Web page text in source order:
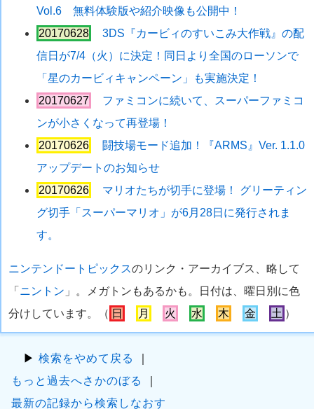
Vol.6 無料体験版や紹介映像も公開中！
20170628
3DS『カービィのすいこみ大作戦』の配
信日が7/4（火）に決定！同日より全国のローソンで
「星のカービィキャンペーン」も実施決定！
20170627
ファミコンに続いて、スーパーファミコ
ンが小さくなって再登場！
20170626
闘技場モード追加！『ARMS』Ver. 1.1.0
アップデートのお知らせ
20170626
マリオたちが切手に登場！ グリーティン
グ切手「スーパーマリオ」が6月28日に発行されま
す。
ニンテンドートピックスのリンク・アーカイブス、略して
「 ニントン 」。メガトンもあるかも。日付は、曜日別に色
分けしています。（ 日 月 火 水 木 金 土 ）
▶ 検索をやめて戻る
もっと過去へさかのぼる
最新の記録から検索しなおす